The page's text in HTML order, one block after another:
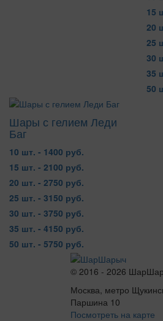
15
20
25
30
35
50
Шары с гелием Леди
Баг
10 шт. - 1400 руб.
15 шт. - 2100 руб.
20 шт. - 2750 руб.
25 шт. - 3150 руб.
30 шт. - 3750 руб.
35 шт. - 4150 руб.
50 шт. - 5750 руб.
© 2016 - 2026
Москва, метро
Паршина 10
Посмотреть на карте